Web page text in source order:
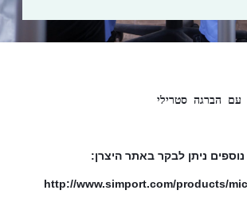
ניתן לבקר באתר היצרן:
http://www.simport.com/products/